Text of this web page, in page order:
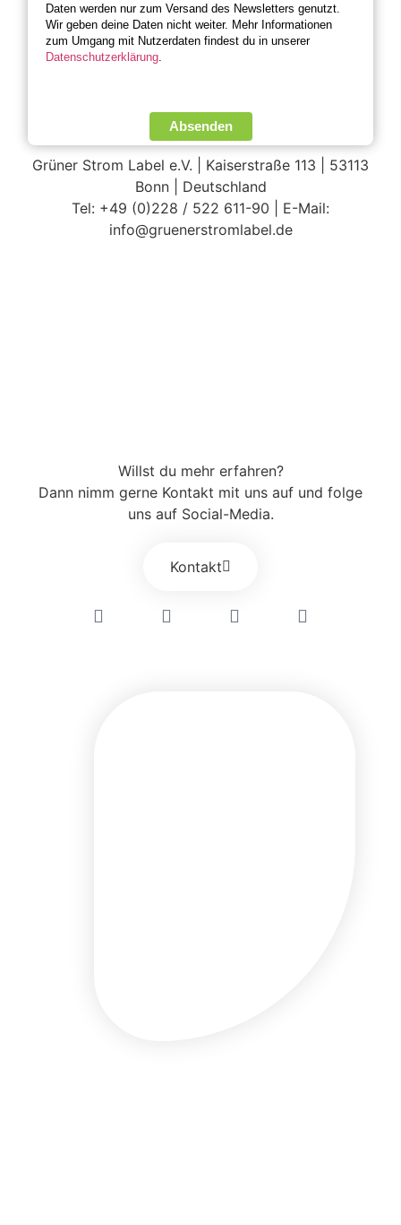
Daten werden nur zum Versand des Newsletters genutzt.
Wir geben deine Daten nicht weiter. Mehr Informationen
zum Umgang mit Nutzerdaten findest du in unserer
Datenschutzerklärung
Absenden
Grüner Strom Label e.V. | Kaiserstraße 113 | 53113
Bonn | Deutschland
Tel: +49 (0)228 / 522 611-90 | E-Mail:
info@gruenerstromlabel.de
Willst du mehr erfahren?
Dann nimm gerne Kontakt mit uns auf und folge
uns auf Social-Media.
Kontakt